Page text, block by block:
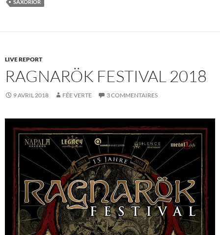
SAXORIOR
LIVE REPORT
RAGNARÖK FESTIVAL 2018
9 AVRIL 2018 FÉE VERTE 3 COMMENTAIRES